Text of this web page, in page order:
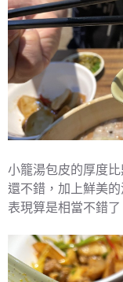
小籠湯包皮的厚度
還不錯，加上鮮美的
表現算是相當不錯了